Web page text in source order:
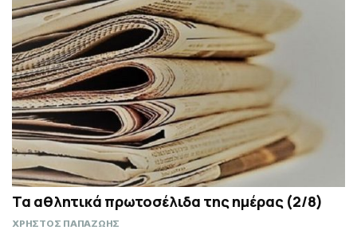
Τα αθλητικά πρωτοσέλιδα της ημέρας (2/8)
ΧΡΗΣΤΟΣ ΠΑΠΑΖΩΗΣ